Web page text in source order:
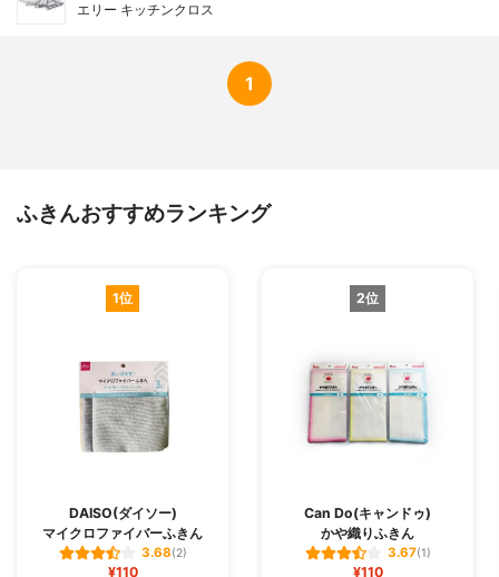
エリー キッチンクロス
1
ふきんおすすめランキング
1位
DAISO(ダイソー)
マイクロファイバーふきん
3.68(2)
¥110
2位
Can Do(キャンドゥ)
かや織りふきん
3.67(1)
¥110